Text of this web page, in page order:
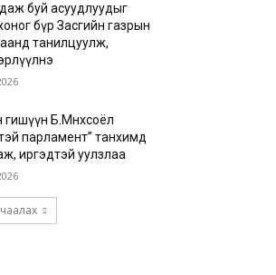
буй асуудлуудыг
бүр Засгийн газрын
танилцуулж,
Б.Мөнхсоёл
парламент” танхимд
иргэдтэй уулзлаа